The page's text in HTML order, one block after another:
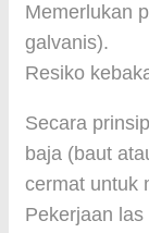
Memerlukan
galvanis).
Resiko
Secara
baja (baut
cermat untuk
Pekerjaan